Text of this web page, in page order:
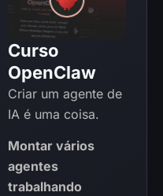
Curso
OpenClaw
Criar um agente de
IA é uma coisa.
Montar vários
agentes
trabalhando